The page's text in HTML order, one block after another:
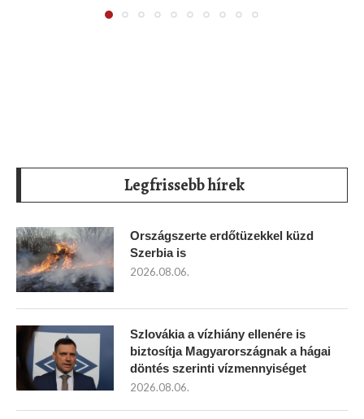
Legfrissebb hírek
Országszerte erdőtüzekkel küzd
Szerbia is
2026.08.06.
Szlovákia a vízhiány ellenére is
biztosítja Magyarországnak a hágai
döntés szerinti vízmennyiséget
2026.08.06.